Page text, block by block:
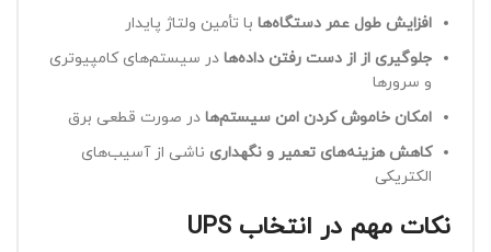
افزایش طول عمر دستگاه‌ها با تأمین ولتاژ پایدار
جلوگیری از از دست رفتن داده‌ها در سیستم‌های کامپیوتری
و سرورها
امکان خاموش کردن امن سیستم‌ها در صورت قطعی برق
کاهش هزینه‌های تعمیر و نگهداری ناشی از آسیب‌های
الکتریکی
نکات مهم در انتخاب UPS